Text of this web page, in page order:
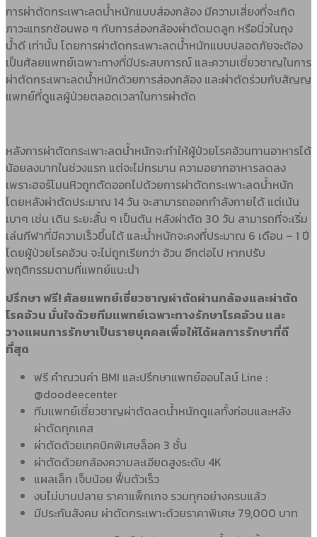
การผ่าตัดกระเพาะลดน้ำหนักแบบส่องกล้อง มีความเสี่ยงที่จะเกิด
ภาวะแทรกซ้อนพอ ๆ กับการส่องกล้องผ่าตัดมดลูก หรือนิ่วในถุง
น้ำดี เท่านั้น โดยการผ่าตัดกระเพาะลดน้ำหนักแบบปลอดภัยจะต้อง
เป็นศัลยแพทย์เฉพาะทางที่มีประสบการณ์ และความเชี่ยวชาญในการ
ผ่าตัดกระเพาะลดน้ำหนักด้วยการส่องกล้อง และผ่าตัดร่วมกับสัญญ
แพทย์ที่ดูแลผู้ป่วยตลอดเวลาในการผ่าตัด
หลังการผ่าตัดกระเพาะลดน้ำหนักจะทำให้ผู้ป่วยโรคอ้วนทานอาหารได้
น้อยลงมากในช่วงแรก แต่จะไม่ทรมาน ความอยากอาหารลดลง
เพราะฮอร์โมนหิวถูกตัดออกไปด้วยการผ่าตัดกระเพาะลดน้ำหนัก
โดยหลังผ่าตัดประมาณ 14 วัน จะสามารถออกกำลังกายได้ แต่เน้น
เบาๆ เช่น เดิน ระยะสั้น ๆ เป็นต้น หลังผ่าตัด 30 วัน สามารถที่จะเริ่ม
เล่นกีฬาที่มีความเร็วขึ้นได้ และน้ำหนักจะคงที่ประมาณ 6 เดือน – 1 ปี
โดยผู้ป่วยโรคอ้วน จะไม่ถูกเรียกว่า อ้วน อีกต่อไป หากปรับ
พฤติกรรมตามที่แพทย์แนะนำ
ปรึกษา ฟรี! ศัลยแพทย์เชี่ยวชาญผ่าตัดผ่านกล้องและผ่าตัด
โรคอ้วน มั่นใจด้วยทีมแพทย์เฉพาะทางรักษาโรคอ้วน และ
วางแผนการรักษาเป็นรายบุคคลเพื่อให้ได้ผลการรักษาที่ดี
ที่สุด
ฟรี คำณวนค่า BMI และปรึกษาแพทย์ออนไลน์ Line :
@doodeecenter
ทีมแพทย์เชี่ยวชาญผ่าตัดลดน้ำหนักดูแลทั้งก่อนและหลัง
ผ่าตัดทุกเคส
ผ่าตัดด้วยเทคนิคพิเศษล็อค 3 ชั้น
ผ่าตัดด้วยกล้องความละเอียดสูงระดับ 4K
แผลเล็ก เจ็บน้อย ฟื้นตัวเร็ว
งบไม่บานปลาย ราคาแพ็กเกจ รวมทุกอย่างครบแล้ว
มีประกันสังคม ผ่าตัดกระเพาะด้วยราคาพิเศษ 79,000 บาท